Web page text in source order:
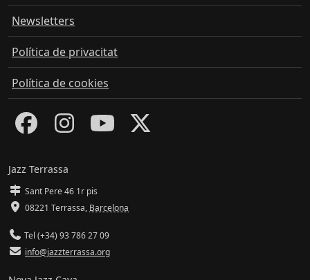
Newsletters
Política de privacitat
Política de cookies
Jazz Terrassa
Sant Pere 46 1r pis
08221 Terrassa, Barcelona
Tel (+34) 93 786 27 09
info@jazzterrassa.org